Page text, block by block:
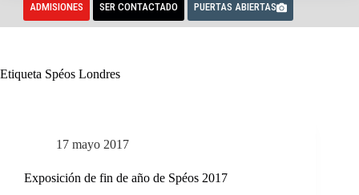
ADMISIONES SER CONTACTADO PUERTAS ABIERTAS
Etiqueta Spéos Londres
17 mayo 2017
Exposición de fin de año de Spéos 2017